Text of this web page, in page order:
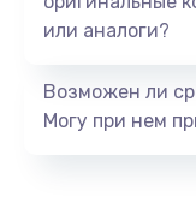
или аналоги?
Возможен ли
Могу при нем